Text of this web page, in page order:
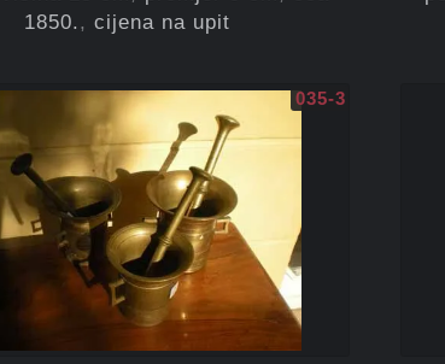
1850.
cijena na upit
035-3